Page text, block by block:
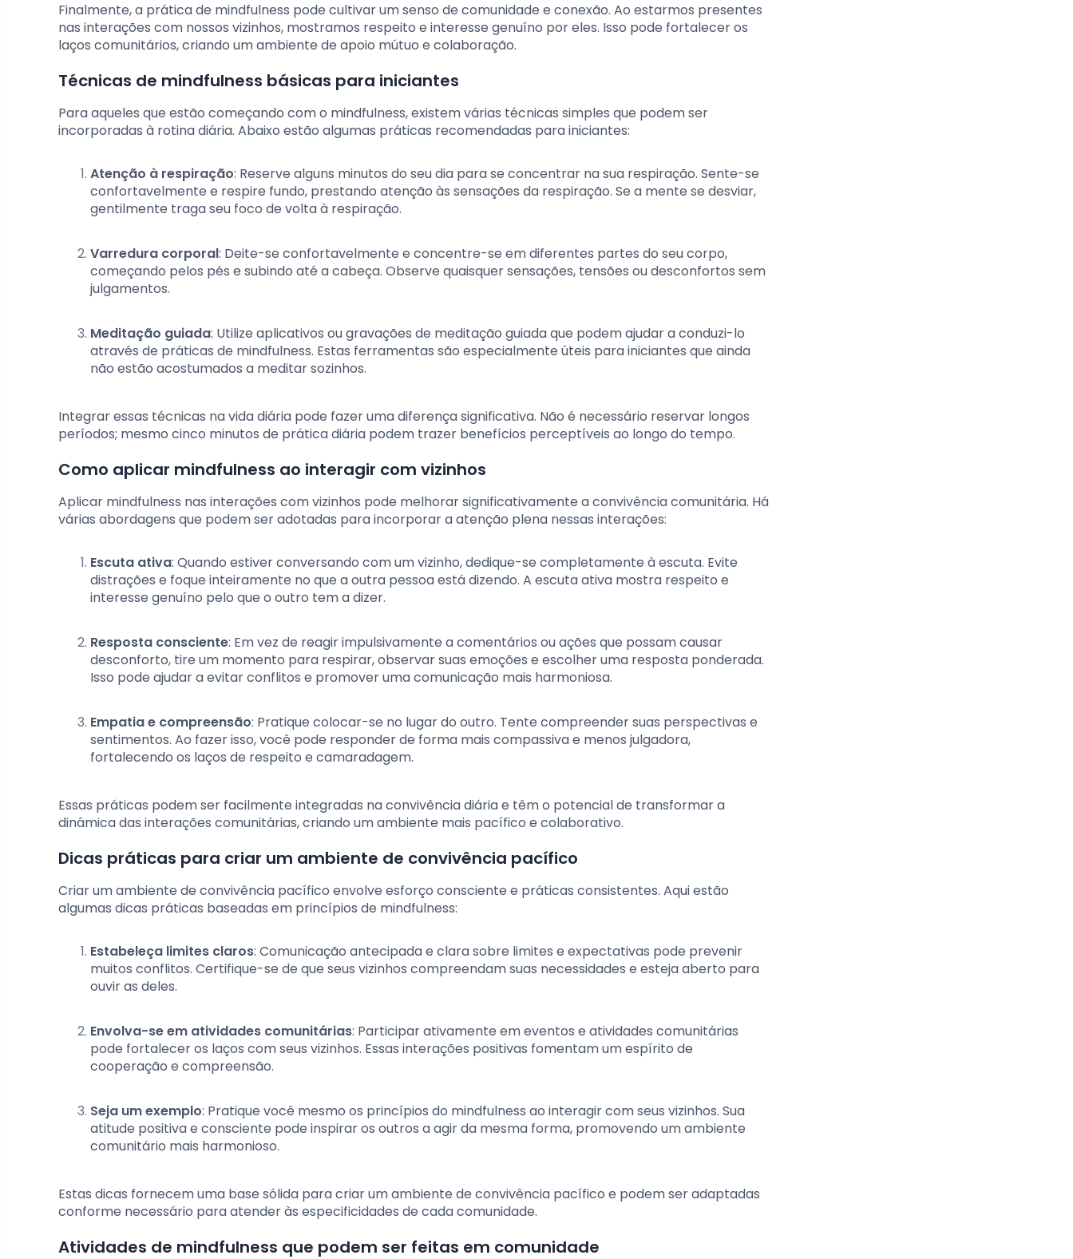
Finalmente, a prática de mindfulness pode cultivar um senso de comunidade e conexão. Ao estarmos presentes
nas interações com nossos vizinhos, mostramos respeito e interesse genuíno por eles. Isso pode fortalecer os
laços comunitários, criando um ambiente de apoio mútuo e colaboração.
Técnicas de mindfulness básicas para iniciantes
Para aqueles que estão começando com o mindfulness, existem várias técnicas simples que podem ser
incorporadas à rotina diária. Abaixo estão algumas práticas recomendadas para iniciantes:
Atenção à respiração: Reserve alguns minutos do seu dia para se concentrar na sua respiração. Sente-se
confortavelmente e respire fundo, prestando atenção às sensações da respiração. Se a mente se desviar,
gentilmente traga seu foco de volta à respiração.
Varredura corporal: Deite-se confortavelmente e concentre-se em diferentes partes do seu corpo,
começando pelos pés e subindo até a cabeça. Observe quaisquer sensações, tensões ou desconfortos sem
julgamentos.
Meditação guiada: Utilize aplicativos ou gravações de meditação guiada que podem ajudar a conduzi-lo
através de práticas de mindfulness. Estas ferramentas são especialmente úteis para iniciantes que ainda
não estão acostumados a meditar sozinhos.
Integrar essas técnicas na vida diária pode fazer uma diferença significativa. Não é necessário reservar longos
períodos; mesmo cinco minutos de prática diária podem trazer benefícios perceptíveis ao longo do tempo.
Como aplicar mindfulness ao interagir com vizinhos
Aplicar mindfulness nas interações com vizinhos pode melhorar significativamente a convivência comunitária. Há
várias abordagens que podem ser adotadas para incorporar a atenção plena nessas interações:
Escuta ativa: Quando estiver conversando com um vizinho, dedique-se completamente à escuta. Evite
distrações e foque inteiramente no que a outra pessoa está dizendo. A escuta ativa mostra respeito e
interesse genuíno pelo que o outro tem a dizer.
Resposta consciente: Em vez de reagir impulsivamente a comentários ou ações que possam causar
desconforto, tire um momento para respirar, observar suas emoções e escolher uma resposta ponderada.
Isso pode ajudar a evitar conflitos e promover uma comunicação mais harmoniosa.
Empatia e compreensão: Pratique colocar-se no lugar do outro. Tente compreender suas perspectivas e
sentimentos. Ao fazer isso, você pode responder de forma mais compassiva e menos julgadora,
fortalecendo os laços de respeito e camaradagem.
Essas práticas podem ser facilmente integradas na convivência diária e têm o potencial de transformar a
dinâmica das interações comunitárias, criando um ambiente mais pacífico e colaborativo.
Dicas práticas para criar um ambiente de convivência pacífico
Criar um ambiente de convivência pacífico envolve esforço consciente e práticas consistentes. Aqui estão
algumas dicas práticas baseadas em princípios de mindfulness:
Estabeleça limites claros: Comunicação antecipada e clara sobre limites e expectativas pode prevenir
muitos conflitos. Certifique-se de que seus vizinhos compreendam suas necessidades e esteja aberto para
ouvir as deles.
Envolva-se em atividades comunitárias: Participar ativamente em eventos e atividades comunitárias
pode fortalecer os laços com seus vizinhos. Essas interações positivas fomentam um espírito de
cooperação e compreensão.
Seja um exemplo: Pratique você mesmo os princípios do mindfulness ao interagir com seus vizinhos. Sua
atitude positiva e consciente pode inspirar os outros a agir da mesma forma, promovendo um ambiente
comunitário mais harmonioso.
Estas dicas fornecem uma base sólida para criar um ambiente de convivência pacífico e podem ser adaptadas
conforme necessário para atender às especificidades de cada comunidade.
Atividades de mindfulness que podem ser feitas em comunidade